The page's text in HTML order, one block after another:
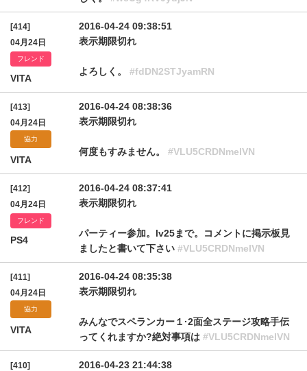
[414]
04月24日
フレンド
VITA
2016-04-24 09:38:51
表示期限切れ
よろしく。 #fdDN2STJyamRN
[413]
04月24日
協力
VITA
2016-04-24 08:38:36
表示期限切れ
何度もすみません。 #VLU5CRDNmelVN
[412]
04月24日
フレンド
PS4
2016-04-24 08:37:41
表示期限切れ
パーティー参加。lv25まで。コメントに掲示板見
ましたと書いて下さい #VLU5CRDNmelVN
[411]
04月24日
協力
VITA
2016-04-24 08:35:38
表示期限切れ
みんなでスペランカー１·2面全ステージ攻略手伝
ってくれますか?絶対事項は #VLU5CRDNmelVN
[410]
2016-04-23 21:44:38